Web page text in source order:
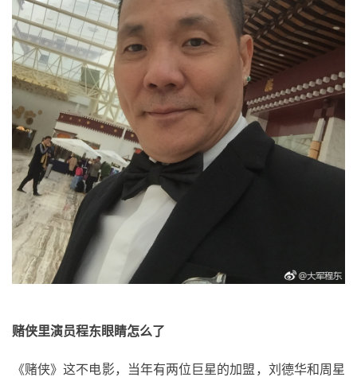
赌侠里演员程东眼睛怎么了
《赌侠》这不电影，当年有两位巨星的加盟，刘德华和周星